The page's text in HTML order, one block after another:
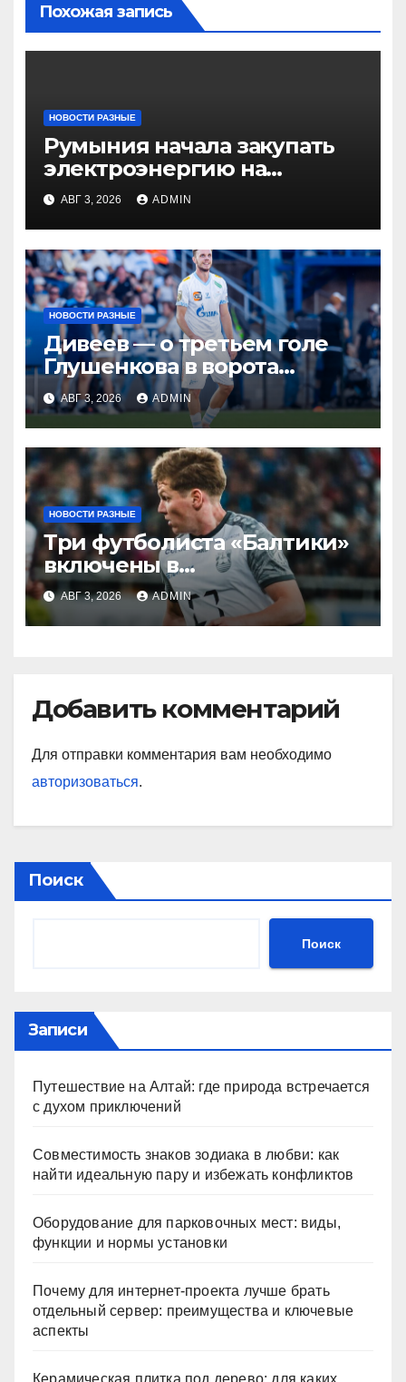
Похожая запись
НОВОСТИ РАЗНЫЕ
Румыния начала закупать
электроэнергию на
Украине из-за дефицита
АВГ 3, 2026 ADMIN
НОВОСТИ РАЗНЫЕ
Дивеев — о третьем голе
Глушенкова в ворота
«Оренбурга»: «Напомнил
Джону Джону, что
наигрывали в такой
ситуации»
АВГ 3, 2026 ADMIN
НОВОСТИ РАЗНЫЕ
Три футболиста «Балтики»
включены в
символическую сборную
2‑го тура РПЛ по версии
подписчиков МАТЧ
АВГ 3, 2026 ADMIN
Добавить комментарий
Для отправки комментария вам необходимо
авторизоваться.
Поиск
Поиск
Записи
Путешествие на Алтай: где природа встречается
с духом приключений
Совместимость знаков зодиака в любви: как
найти идеальную пару и избежать конфликтов
Оборудование для парковочных мест: виды,
функции и нормы установки
Почему для интернет-проекта лучше брать
отдельный сервер: преимущества и ключевые
аспекты